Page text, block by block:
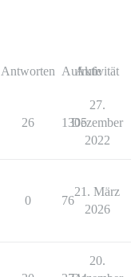
Antworten Aufrufe
Aktivität
26 1305
27.
Dezember
2022
0 76
21. März
2026
20.